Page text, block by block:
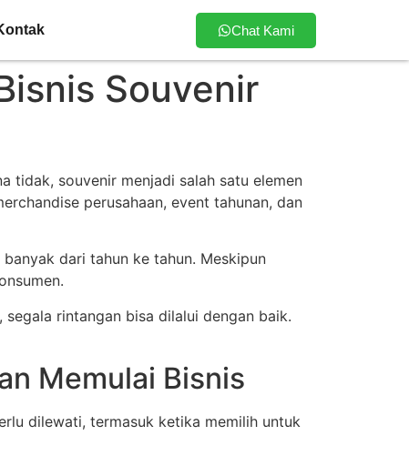
Chat Kami
Souvenir
tidak, souvenir menjadi salah satu elemen
perusahaan, event tahunan, dan
dari tahun ke tahun. Meskipun
rintangan bisa dilalui dengan baik.
Memulai Bisnis
dilewati, termasuk ketika memilih untuk